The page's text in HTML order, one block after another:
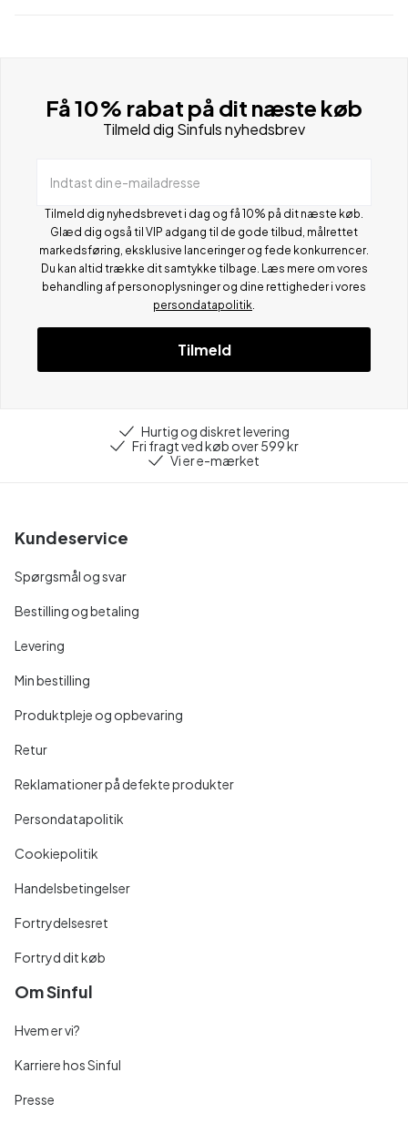
Få 10% rabat på dit næste køb
Tilmeld dig Sinfuls nyhedsbrev
Indtast din e-mailadresse
Tilmeld dig nyhedsbrevet i dag og få 10% på dit næste køb.
Glæd dig også til VIP adgang til de gode tilbud, målrettet
markedsføring, eksklusive lanceringer og fede konkurrencer.
Du kan altid trække dit samtykke tilbage. Læs mere om vores
behandling af personoplysninger og dine rettigheder i vores
persondatapolitik
Tilmeld
Hurtig og diskret levering
Fri fragt ved køb over 599 kr
Vi er e-mærket
Kundeservice
Spørgsmål og svar
Bestilling og betaling
Levering
Min bestilling
Produktpleje og opbevaring
Retur
Reklamationer på defekte produkter
Persondatapolitik
Cookiepolitik
Handelsbetingelser
Fortrydelsesret
Fortryd dit køb
Om Sinful
Hvem er vi?
Karriere hos Sinful
Presse